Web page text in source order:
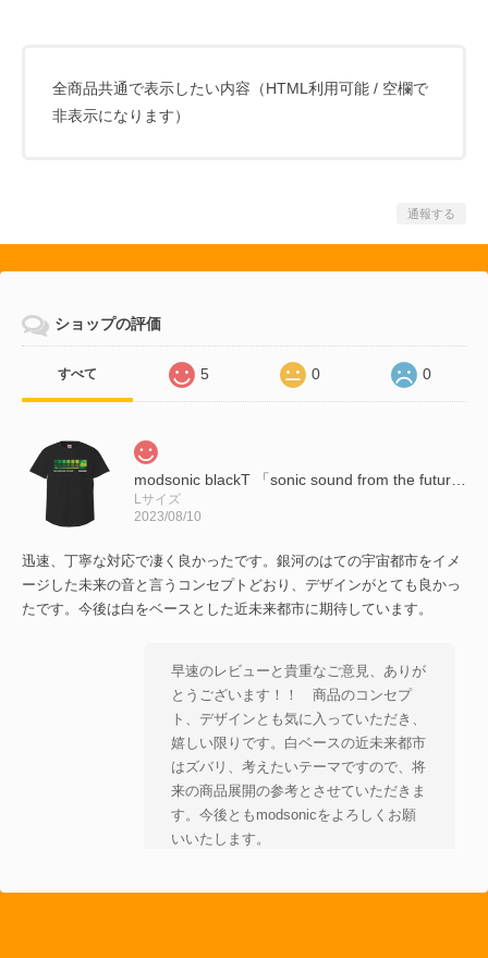
全商品共通で表示したい内容（HTML利用可能 / 空欄で
非表示になります）
通報する
ショップの評価
すべて 5 0 0
Lサイズ
2023/08/10
迅速、丁寧な対応で凄く良かったです。銀河のはての宇宙都市をイメ
ージした未来の音と言うコンセプトどおり、デザインがとても良かっ
たです。今後は白をベースとした近未来都市に期待しています。
早速のレビューと貴重なご意見、ありが
とうございます！！ 商品のコンセプ
ト、デザインとも気に入っていただき、
嬉しい限りです。白ベースの近未来都市
はズバリ、考えたいテーマですので、将
来の商品展開の参考とさせていただきま
す。今後ともmodsonicをよろしくお願
いいたします。